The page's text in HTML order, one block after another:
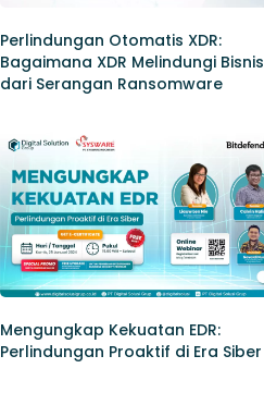
Perlindungan Otomatis XDR:
Bagaimana XDR Melindungi Bisnis
dari Serangan Ransomware
Mengungkap Kekuatan EDR:
Perlindungan Proaktif di Era Siber